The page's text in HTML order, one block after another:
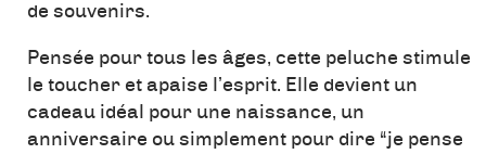
de souvenirs.
Pensée pour tous les âges, cette peluche stimule
le toucher et apaise l’esprit. Elle devient un
cadeau idéal pour une naissance, un
anniversaire ou simplement pour dire “je pense